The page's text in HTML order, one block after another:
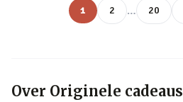
1 2 … 20
Over Originele cadeaus